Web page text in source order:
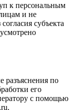
к персональным
и не
субъекта
разъяснения по
его
с помощью
.